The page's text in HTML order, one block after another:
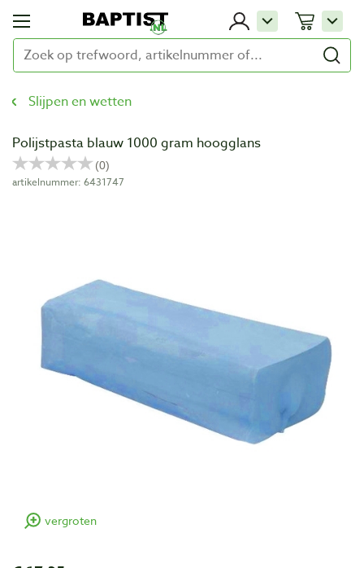
Slijpen en wetten
Polijstpasta blauw 1000 gram hoogglans
artikelnummer: 6431747
vergroten